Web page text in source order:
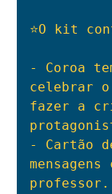
⭐O kit
- Coroa
celebrar
fazer a
- Cartão
professor.